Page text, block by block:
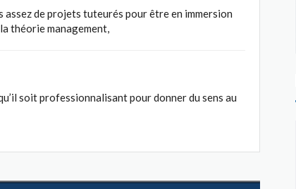
assez de projets tuteurés pour être en immersion
théorie management,
soit professionnalisant pour donner du sens au